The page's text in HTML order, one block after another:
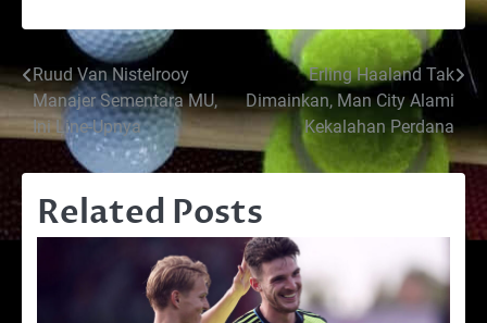
Post
navigation
Ruud Van Nistelrooy
Manajer Sementara MU,
Ini Line-Upnya
Erling Haaland Tak
Dimainkan, Man City Alami
Kekalahan Perdana
Related Posts